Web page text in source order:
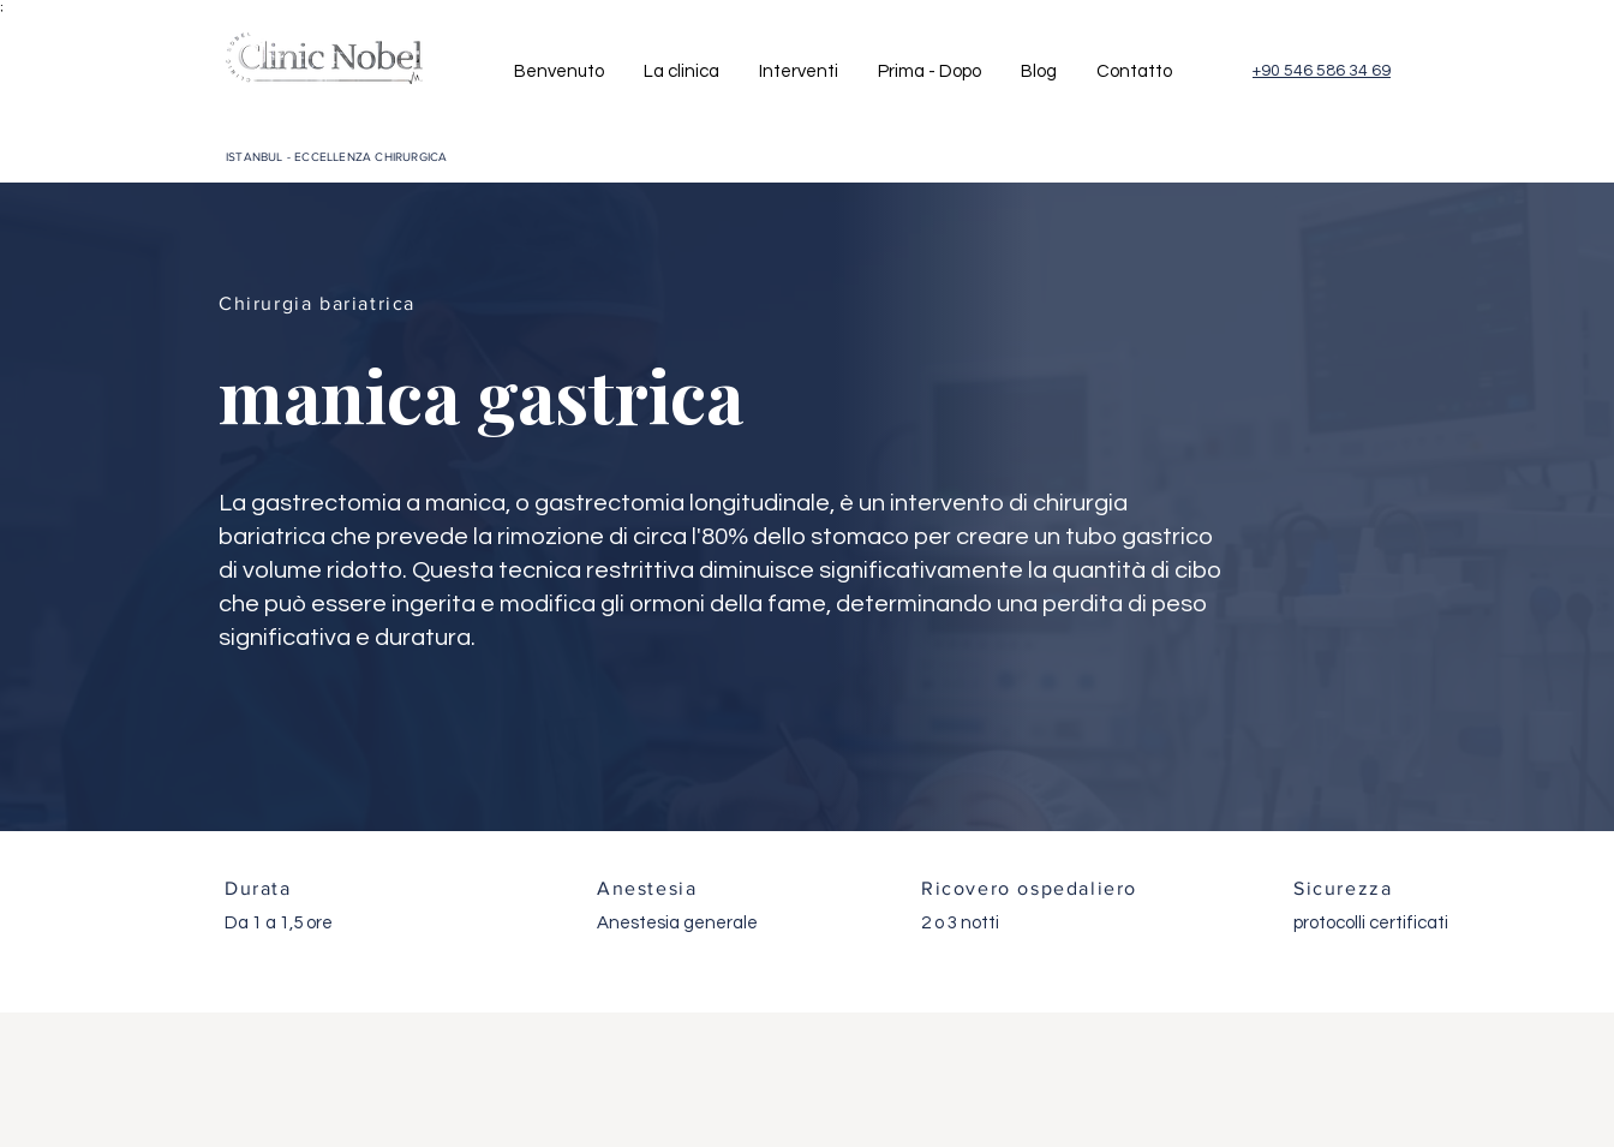
;
Benvenuto La clinica Interventi Prima - Dopo Blog Contatto
ISTANBUL - ECCELLENZA CHIRURGICA
+90 546 586 34 69
Chirurgia bariatrica
manica gastrica
La gastrectomia a manica, o gastrectomia longitudinale, è un intervento di chirurgia
bariatrica che prevede la rimozione di circa l'80% dello stomaco per creare un tubo gastrico
di volume ridotto. Questa tecnica restrittiva diminuisce significativamente la quantità di cibo
che può essere ingerita e modifica gli ormoni della fame, determinando una perdita di peso
significativa e duratura.
Durata
Da 1 a 1,5 ore
Anestesia
Anestesia generale
Ricovero ospedaliero
2 o 3 notti
Sicurezza
protocolli certificati